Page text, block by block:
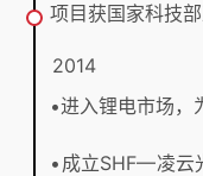
项目获国家科技
2014
•进入锂电市场，
•成立SHF—凌云